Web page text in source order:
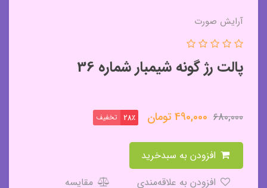
آرایش صورت
پالت رژ گونه شیمبار شماره 36
680,000
490,000تومان 28٪ تخفیف
مقایسه